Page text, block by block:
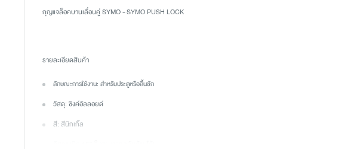
กุญแจล็อคบานเลื่อนคู่ SYMO - SYMO PUSH LOCK
รายละเอียดสินค้า
ลักษณะการใช้งาน: สำหรับประตูหรือลิ้นชัก
วัสดุ: ซิงค์อัลลอยด์
สี: สีนิกเกิ้ล